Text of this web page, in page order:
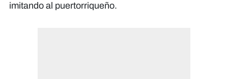
imitando al puertorriqueño.